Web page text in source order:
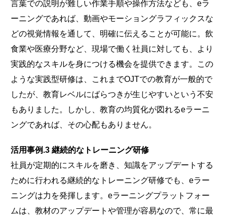
言葉での説明が難しい作業手順や操作方法なども、eラ
ーニングであれば、動画やモーショングラフィックスな
どの視覚情報を通して、明確に伝えることが可能に。飲
食業や医療分野など、現場で働く社員に対しても、より
実践的なスキルを身につける機会を提供できます。この
ような実践型研修は、これまでOJTでの教育が一般的で
したが、教育レベルにばらつきが生じやすいという不安
もありました。しかし、教育の均質化が図れるeラーニ
ングであれば、その心配もありません。
活用事例.3 継続的なトレーニング研修
社員が定期的にスキルを磨き、知識をアップデートする
ために行われる継続的なトレーニング研修でも、eラー
ニングは力を発揮します。eラーニングプラットフォー
ムは、教材のアップデートや管理が容易なので、常に最